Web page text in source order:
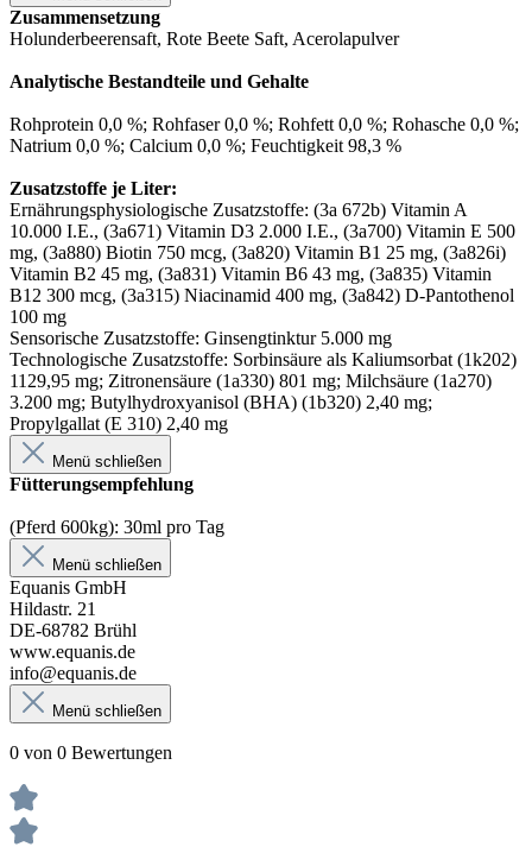
Zusammensetzung
Holunderbeerensaft, Rote Beete Saft, Acerolapulver
Analytische Bestandteile und Gehalte
Rohprotein 0,0 %; Rohfaser 0,0 %; Rohfett 0,0 %; Rohasche 0,0 %;
Natrium 0,0 %; Calcium 0,0 %; Feuchtigkeit 98,3 %
Zusatzstoffe je Liter:
Ernährungsphysiologische Zusatzstoffe: (3a 672b) Vitamin A
10.000 I.E., (3a671) Vitamin D3 2.000 I.E., (3a700) Vitamin E 500
mg, (3a880) Biotin 750 mcg, (3a820) Vitamin B1 25 mg, (3a826i)
Vitamin B2 45 mg, (3a831) Vitamin B6 43 mg, (3a835) Vitamin
B12 300 mcg, (3a315) Niacinamid 400 mg, (3a842) D-Pantothenol
100 mg
Sensorische Zusatzstoffe: Ginsengtinktur 5.000 mg
Technologische Zusatzstoffe: Sorbinsäure als Kaliumsorbat (1k202)
1129,95 mg; Zitronensäure (1a330) 801 mg; Milchsäure (1a270)
3.200 mg; Butylhydroxyanisol (BHA) (1b320) 2,40 mg;
Propylgallat (E 310) 2,40 mg
Menü schließen
Fütterungsempfehlung
(Pferd 600kg): 30ml pro Tag
Menü schließen
Equanis GmbH
Hildastr. 21
DE-68782 Brühl
www.equanis.de
info@equanis.de
Menü schließen
0 von 0 Bewertungen